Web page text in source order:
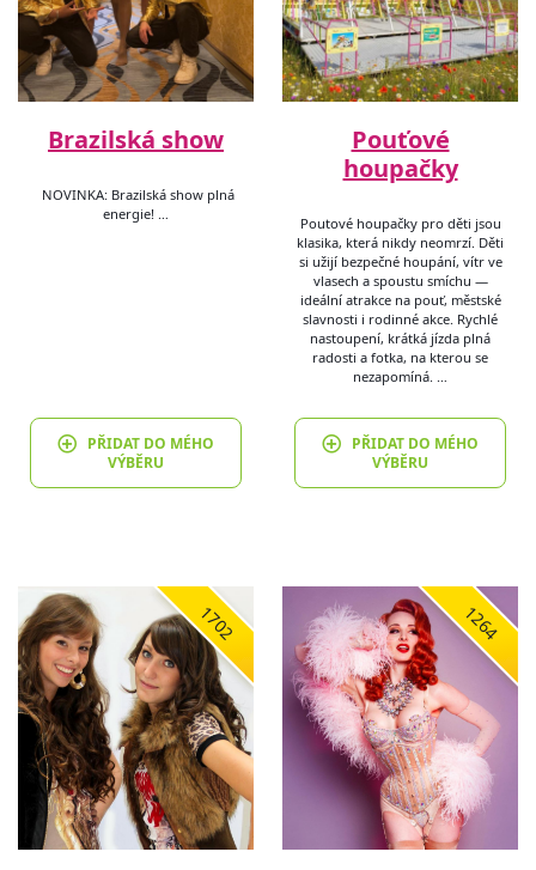
Brazilská show
NOVINKA: Brazilská show plná
energie! …
PŘIDAT DO MÉHO
VÝBĚRU
Pouťové
houpačky
Poutové houpačky pro děti jsou
klasika, která nikdy neomrzí. Děti
si užijí bezpečné houpání, vítr ve
vlasech a spoustu smíchu —
ideální atrakce na pouť, městské
slavnosti i rodinné akce. Rychlé
nastoupení, krátká jízda plná
radosti a fotka, na kterou se
nezapomíná. …
PŘIDAT DO MÉHO
VÝBĚRU
1702 1264